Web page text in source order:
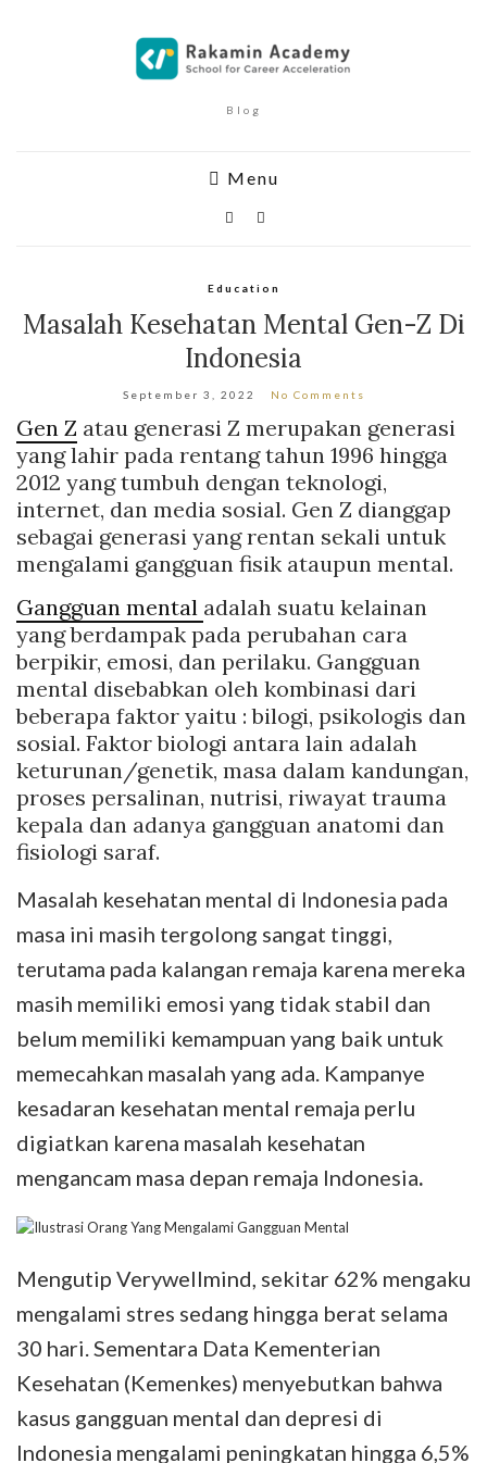
Blog
Menu
Education
Masalah Kesehatan Mental Gen-Z Di
Indonesia
September 3, 2022 No Comments
Gen Z atau generasi Z merupakan generasi
yang lahir pada rentang tahun 1996 hingga
2012 yang tumbuh dengan teknologi,
internet, dan media sosial. Gen Z dianggap
sebagai generasi yang rentan sekali untuk
mengalami gangguan fisik ataupun mental.
Gangguan mental adalah suatu kelainan
yang berdampak pada perubahan cara
berpikir, emosi, dan perilaku. Gangguan
mental disebabkan oleh kombinasi dari
beberapa faktor yaitu : bilogi, psikologis dan
sosial. Faktor biologi antara lain adalah
keturunan/genetik, masa dalam kandungan,
proses persalinan, nutrisi, riwayat trauma
kepala dan adanya gangguan anatomi dan
fisiologi saraf.
Masalah kesehatan mental di Indonesia pada
masa ini masih tergolong sangat tinggi,
terutama pada kalangan remaja karena mereka
masih memiliki emosi yang tidak stabil dan
belum memiliki kemampuan yang baik untuk
memecahkan masalah yang ada. Kampanye
kesadaran kesehatan mental remaja perlu
digiatkan karena masalah kesehatan
mengancam masa depan remaja Indonesia.
Mengutip Verywellmind, sekitar 62% mengaku
mengalami stres sedang hingga berat selama
30 hari. Sementara Data Kementerian
Kesehatan (Kemenkes) menyebutkan bahwa
kasus gangguan mental dan depresi di
Indonesia mengalami peningkatan hingga 6,5%